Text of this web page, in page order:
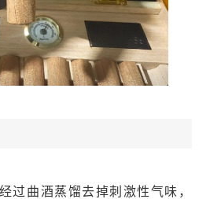
过曲酒蒸馏去掉刺激性气味，